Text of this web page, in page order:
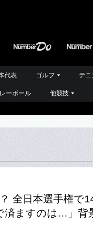
代表 ゴルフ テニ
ーボール 他競技
全日本選手権で
済ますのは…」背